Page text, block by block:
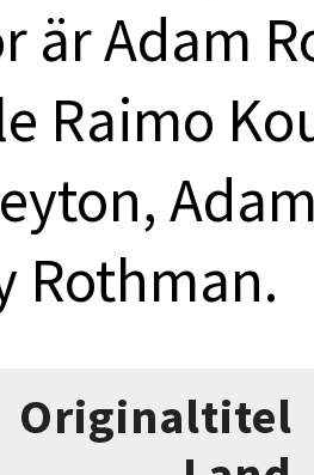
är Adam
Raimo
Rothman.
Originaltitel